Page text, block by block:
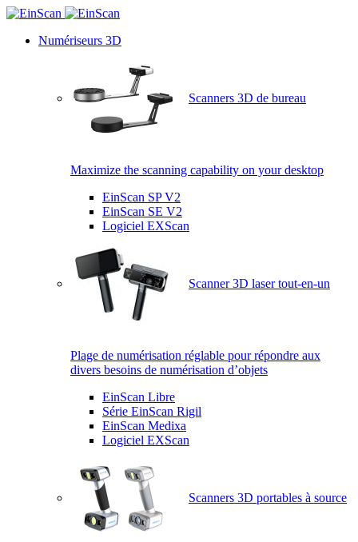
Numériseurs 3D
Scanners 3D de bureau
Maximize the scanning capability on your desktop
EinScan SP V2
EinScan SE V2
Logiciel EXScan
Scanner 3D laser tout-en-un
Plage de numérisation réglable pour répondre aux
divers besoins de numérisation d’objets
EinScan Libre
Série EinScan Rigil
EinScan Medixa
Logiciel EXScan
Scanners 3D portables à source